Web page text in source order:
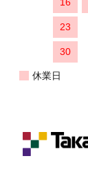
23
30
休業日